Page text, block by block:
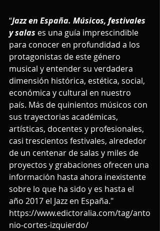
“Jazz en España. Músicos, festivales
y salas es una guía imprescindible
para conocer en profundidad a los
protagonistas de este género
musical y entender su verdadera
dimensión histórica, estética, social,
económica y cultural en nuestro
país. Más de quinientos músicos con
sus trayectorias académicas,
artísticas, docentes y profesionales,
casi trescientos festivales, alrededor
de un centenar de salas y miles de
proyectos y grabaciones ofrecen una
información hasta ahora inexistente
sobre lo que ha sido y es hasta el
año 2017 el Jazz en España."
https://www.edictoralia.com/tag/anto
nio-cortes-izquierdo/